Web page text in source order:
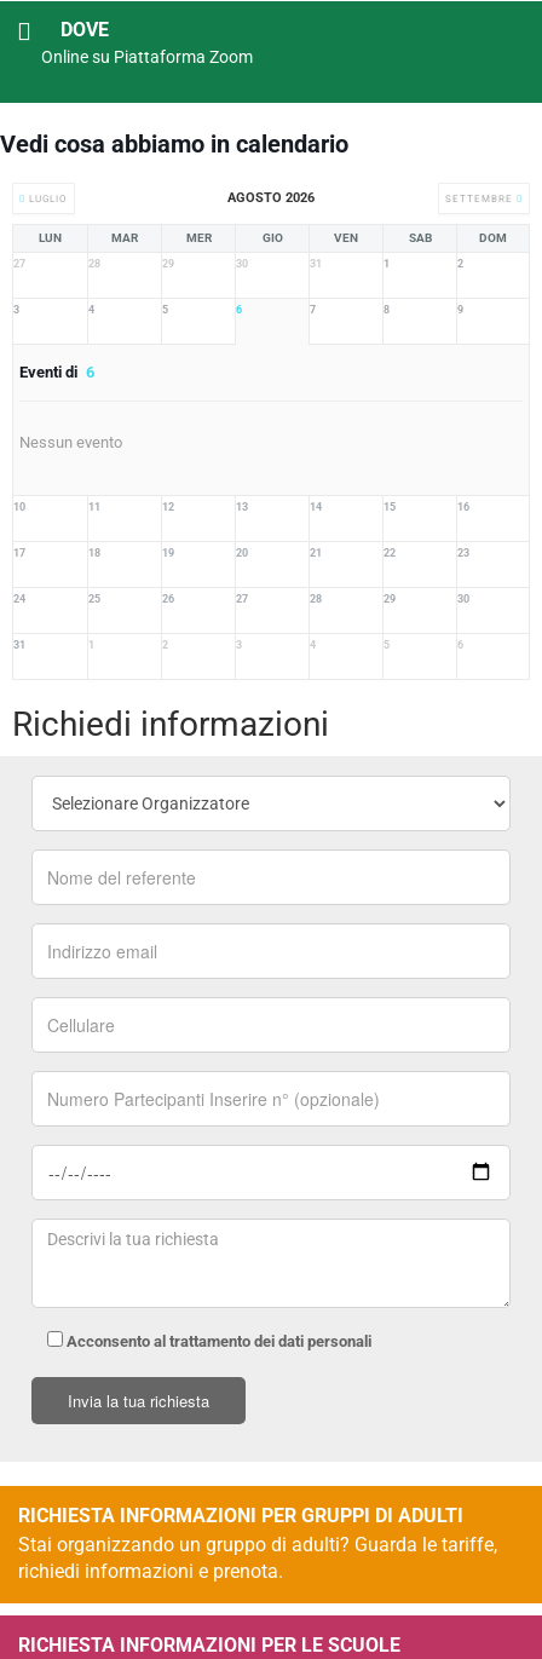
DOVE
Online su Piattaforma Zoom
Vedi cosa abbiamo in calendario
LUGLIO AGOSTO 2026 SETTEMBRE
LUN MAR MER GIO VEN SAB DOM
27 28 29 30 31 1 2
3 4 5 6 7 8 9
Eventi di 6
Nessun evento
10 11 12 13 14 15 16
17 18 19 20 21 22 23
24 25 26 27 28 29 30
31 1 2 3 4 5 6
Richiedi informazioni
Acconsento al trattamento dei dati personali
RICHIESTA INFORMAZIONI PER GRUPPI DI ADULTI
Stai organizzando un gruppo di adulti? Guarda le tariffe,
richiedi informazioni e prenota.
RICHIESTA INFORMAZIONI PER LE SCUOLE